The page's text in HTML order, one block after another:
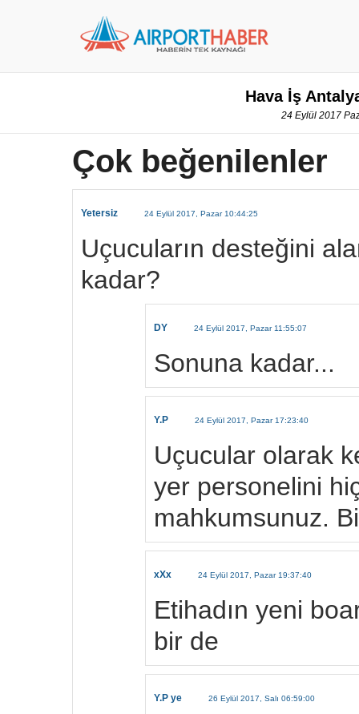
Hava İş
24 Eylül 2017
Çok beğenilenler
Yetersiz 24 Eylül 2017, Pazar 10:44:25
Uçucuların desteğini
kadar?
DY 24 Eylül 2017, Pazar 11:55:07
Sonuna kadar...
Y.P 24 Eylül 2017, Pazar 17:23:40
Uçucular olarak
yer personelini
mahkumsunuz.
xXx 24 Eylül 2017, Pazar 19:37:40
Etihadın yeni
bir de
Y.P ye 26 Eylül 2017, Salı 06:59:00